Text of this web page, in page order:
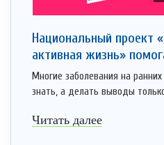
Национальный проект
активная жизнь»
Многие заболевания на
знать, а делать выводы
Читать далее